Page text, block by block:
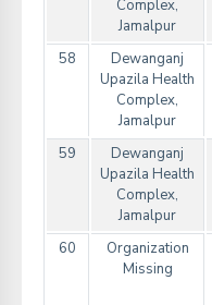
Complex,
Jamalpur
58
Dewanganj
Upazila Health
Complex,
Jamalpur
59
Dewanganj
Upazila Health
Complex,
Jamalpur
60
Organization
Missing